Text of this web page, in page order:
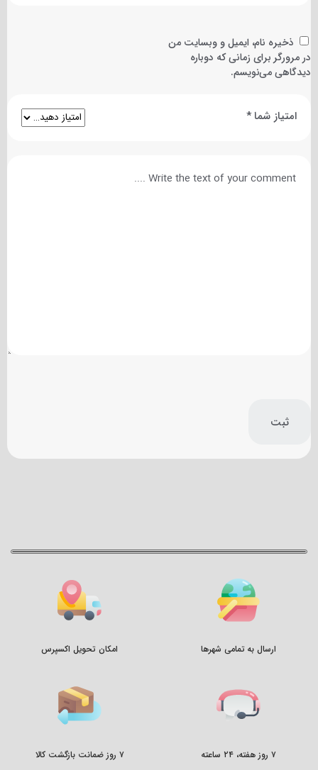
ذخیره نام، ایمیل و وبسایت من
در مرورگر برای زمانی که دوباره
دیدگاهی می‌نویسم.
امتیاز شما*
ارسال به تمامی شهرها امکان تحویل اکسپرس
۷ روز هفته، ۲۴ ساعته ۷ روز ضمانت بازگشت کالا